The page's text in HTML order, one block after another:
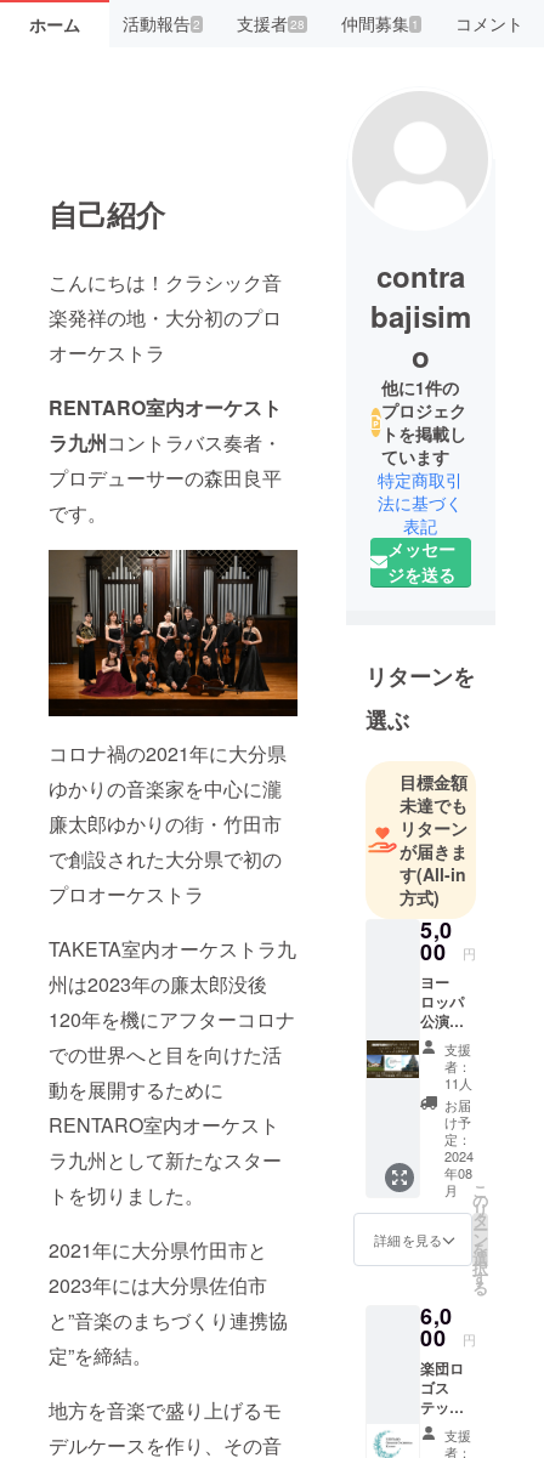
ホーム 活動報告2 支援者 28 仲間募集 1 コメント
自己紹介
こんにちは！クラシック音
楽発祥の地・大分初のプロ
オーケストラ
RENTARO室内オーケスト
ラ九州コントラバス奏者・
プロデューサーの森田良平
です。
コロナ禍の2021年に大分県
ゆかりの音楽家を中心に瀧
廉太郎ゆかりの街・竹田市
で創設された大分県で初の
プロオーケストラ
TAKETA室内オーケストラ九
州は2023年の廉太郎没後
120年を機にアフターコロナ
での世界へと目を向けた活
動を展開するために
RENTARO室内オーケスト
ラ九州として新たなスター
トを切りました。
2021年に大分県竹田市と
2023年には大分県佐伯市
と”音楽のまちづくり連携協
定”を締結。
地方を音楽で盛り上げるモ
デルケースを作り、その音
contra
bajisim
o
他に1件の
プロジェク
トを掲載し
ています
特定商取引
法に基づく
表記
メッセー
ジを送る
リターンを
選ぶ
目標金額
未達でも
リターン
が届きま
す(All-in
方式)
5,0
00 円
ヨー
ロッパ
公演・
ただた
だ応援
しま
す！！
リター
ン不
要！あ
なたの
想いを
演奏に
乗せて
ヨー
ロッパ
届けま
す。 後
日、公
演のご
報告を
させて
いただ
きま
支援
者：
11人
お届
け予
定：
2024
年08
月
詳細を見る
こ
の
リ
タ
ー
ン
を
選
択
す
る
6,0
00 円
楽団ロ
ゴス
テッ
カーと
ヨー支援
者：